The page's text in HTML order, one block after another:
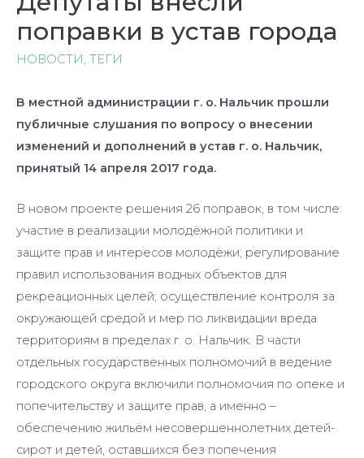
поправки в устав города
НОВОСТИ, ТЕГИ
В местной администрации г. о. Нальчик прошли
публичные слушания по вопросу о внесении
изменений и дополнений в устав г. о. Нальчик,
принятый 14 апреля 2017 года.
В новом проекте решения 26 поправок, в том числе:
участие в реализации молодёжной политики и
защите прав и интересов молодёжи; регулирование
правил использования водных объектов для
рекреационных целей; осуществление контроля за
окружающей средой и мер по ликвидации вреда
территориям в пределах г. о. Нальчик. В части
отдельных государственных полномочий в ведение
городского округа включили полномочия по опеке и
попечительству и защите прав, а именно –
обеспечению жильём несовершеннолетних детей-
сирот и детей, оставшихся без попечения